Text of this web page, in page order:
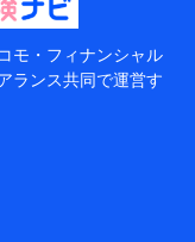
ループ
ンシャルグルー
ユーザー登録受
モ・フィナンシャル
ランス共同で運営す